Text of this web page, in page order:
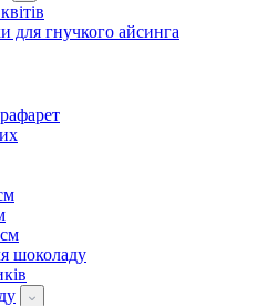
для гнучкого айсинга
шоколаду